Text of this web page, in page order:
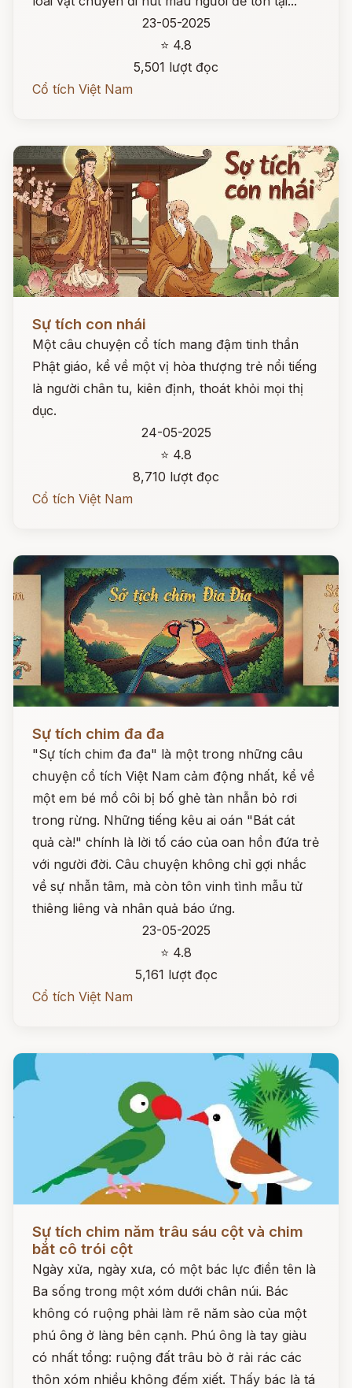
23-05-2025
⭐ 4.8
5,501 lượt đọc
Cổ tích Việt Nam
Sự tích con nhái
Một câu chuyện cổ tích mang đậm tinh thần
Phật giáo, kể về một vị hòa thượng trẻ nổi tiếng
là người chân tu, kiên định, thoát khỏi mọi thị
dục.
24-05-2025
⭐ 4.8
8,710 lượt đọc
Cổ tích Việt Nam
Sự tích chim đa đa
"Sự tích chim đa đa" là một trong những câu
chuyện cổ tích Việt Nam cảm động nhất, kể về
một em bé mồ côi bị bố ghẻ tàn nhẫn bỏ rơi
trong rừng. Những tiếng kêu ai oán "Bát cát
quả cà!" chính là lời tố cáo của oan hồn đứa trẻ
với người đời. Câu chuyện không chỉ gợi nhắc
về sự nhẫn tâm, mà còn tôn vinh tình mẫu tử
thiêng liêng và nhân quả báo ứng.
23-05-2025
⭐ 4.8
5,161 lượt đọc
Cổ tích Việt Nam
Sự tích chim năm trâu sáu cột và chim
bắt cô trói cột
Ngày xửa, ngày xưa, có một bác lực điền tên là
Ba sống trong một xóm dưới chân núi. Bác
không có ruộng phải làm rẽ năm sào của một
phú ông ở làng bên cạnh. Phú ông là tay giàu
có nhất tổng: ruộng đất trâu bò ở rải rác các
thôn xóm nhiều không đếm xiết. Thấy bác là tá